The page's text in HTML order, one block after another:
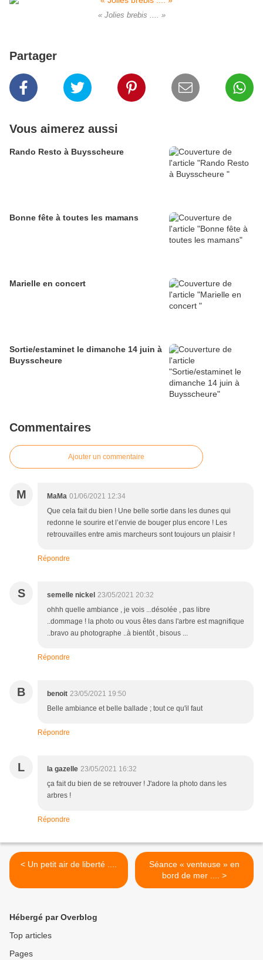
« Jolies brebis .... »
Partager
Vous aimerez aussi
Rando Resto à Buysscheure
Bonne fête à toutes les mamans
Marielle en concert
Sortie/estaminet le dimanche 14 juin à
Buysscheure
Commentaires
Ajouter un commentaire
M MaMa 01/06/2021 12:34
Que cela fait du bien ! Une belle sortie dans les dunes qui
redonne le sourire et l’envie de bouger plus encore ! Les
retrouvailles entre amis marcheurs sont toujours un plaisir !
Répondre
S semelle nickel 23/05/2021 20:32
ohhh quelle ambiance , je vois ...désolée , pas libre
..dommage ! la photo ou vous êtes dans l'arbre est magnifique
..bravo au photographe ..à bientôt , bisous ...
Répondre
B benoit 23/05/2021 19:50
Belle ambiance et belle ballade ; tout ce qu'il faut
Répondre
L la gazelle 23/05/2021 16:32
ça fait du bien de se retrouver ! J'adore la photo dans les
arbres !
Répondre
< Un petit air de liberté ....
Séance « venteuse » en
bord de mer .... >
Hébergé par Overblog
Top articles
Pages